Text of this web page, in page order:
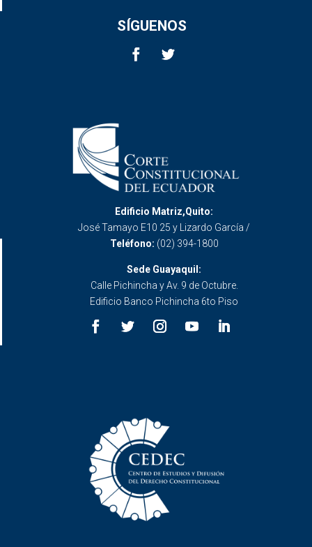
SÍGUENOS
Edificio Matriz,Quito:
José Tamayo E10 25 y Lizardo García /
Teléfono: (02) 394-1800
Sede Guayaquil:
Calle Pichincha y Av. 9 de Octubre.
Edificio Banco Pichincha 6to Piso